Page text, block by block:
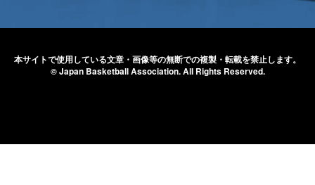
本サイトで使用している文章・画像等の無断での複製・転載を禁止します。
© Japan Basketball Association.All Rights Reserved.